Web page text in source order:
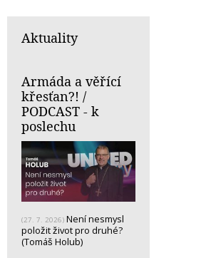
Aktuality
Armáda a věřící
křesťan?! /
PODCAST - k
poslechu
(27. 7. 2026) Není nesmysl
položit život pro druhé?
(Tomáš Holub)